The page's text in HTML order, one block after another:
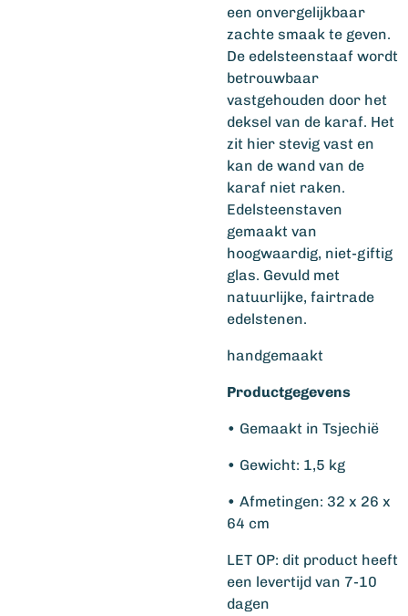
een onvergelijkbaar
zachte smaak te geven.
De edelsteenstaaf wordt
betrouwbaar
vastgehouden door het
deksel van de karaf. Het
zit hier stevig vast en
kan de wand van de
karaf niet raken.
Edelsteenstaven
gemaakt van
hoogwaardig, niet-giftig
glas. Gevuld met
natuurlijke, fairtrade
edelstenen.
handgemaakt
Productgegevens
• Gemaakt in Tsjechië
• Gewicht: 1,5 kg
• Afmetingen: 32 x 26 x
64 cm
LET OP: dit product heeft
een levertijd van 7-10
dagen